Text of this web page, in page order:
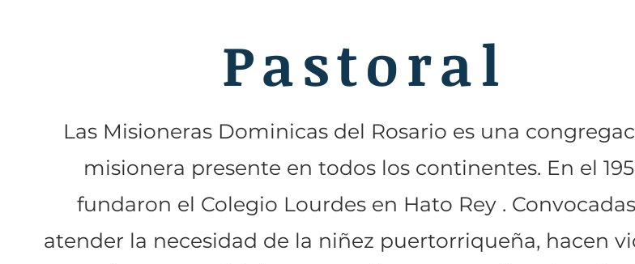
Pastoral
Las Misioneras Dominicas del Rosario es una
misionera presente en todos los continentes. En el
fundaron el Colegio Lourdes en Hato Rey .
atender la necesidad de la niñez puertorriqueña, hacen